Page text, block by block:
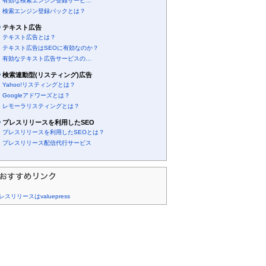
検索エンジン登録パックとは？
テキスト広告
テキスト広告とは？
テキスト広告はSEOに有効なのか？
有効なテキスト広告サービスの…
検索連動型(リスティング)広告
Yahoo!リスティングとは？
Googleアドワーズとは？
レモーラリスティングとは？
プレスリリースを利用したSEO
プレスリリースを利用したSEOとは？
プレスリリース配信代行サービス
スリリースはvaluepress